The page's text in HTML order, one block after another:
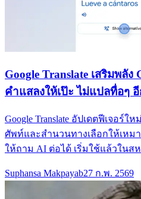
Google Translate เสริมพลั
คำแสลงให้เป๊ะ ไม่แปลทื่อๆ
Google Translate อัปเดตฟีเจอร์
ศัพท์และสำนวนทางเลือกให้เห
ให้ถาม AI ต่อได้ เริ่มใช้แล้วในส
Suphansa Makpayab27 ก.พ. 2569